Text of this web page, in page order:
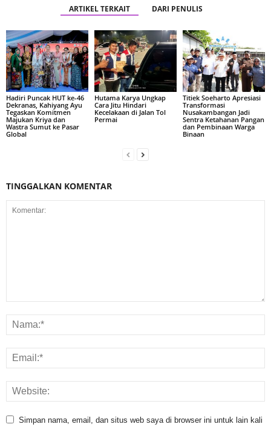
ARTIKEL TERKAIT DARI PENULIS
Hadiri Puncak HUT ke-46
Dekranas, Kahiyang Ayu
Tegaskan Komitmen
Majukan Kriya dan
Wastra Sumut ke Pasar
Global
Hutama Karya Ungkap
Cara Jitu Hindari
Kecelakaan di Jalan Tol
Permai
Titiek Soeharto Apresiasi
Transformasi
Nusakambangan Jadi
Sentra Ketahanan Pangan
dan Pembinaan Warga
Binaan
TINGGALKAN KOMENTAR
Simpan nama, email, dan situs web saya di browser ini untuk lain kali